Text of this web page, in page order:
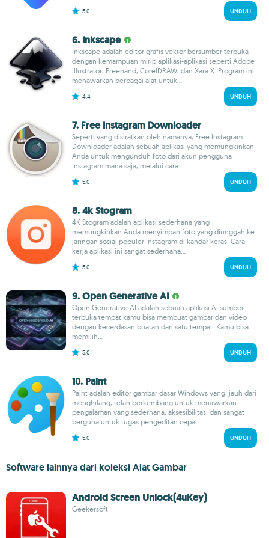
5.0 UNDUH
6. Inkscape
Inkscape adalah editor grafis vektor bersumber terbuka
dengan kemampuan mirip aplikasi-aplikasi seperti Adobe
Illustrator, Freehand, CorelDRAW, dan Xara X. Program ini
menawarkan berbagai alat untuk...
4.4 UNDUH
7. Free Instagram Downloader
Seperti yang disiratkan oleh namanya, Free Instagram
Downloader adalah sebuah aplikasi yang memungkinkan
Anda untuk mengunduh foto dari akun pengguna
Instagram mana saja, melalui cara...
5.0 UNDUH
8. 4k Stogram
4K Stogram adalah aplikasi sederhana yang
memungkinkan Anda menyimpan foto yang diunggah ke
jaringan sosial populer Instagram di kandar keras. Cara
kerja aplikasi ini sangat sederhana...
5.0 UNDUH
9. Open Generative AI
Open Generative AI adalah sebuah aplikasi AI sumber
terbuka tempat kamu bisa membuat gambar dan video
dengan kecerdasan buatan dari satu tempat. Kamu bisa
memilih...
5.0 UNDUH
10. Paint
Paint adalah editor gambar dasar Windows yang, jauh dari
menghilang, telah berkembang untuk menawarkan
pengalaman yang sederhana, aksesibilitas, dan sangat
berguna untuk tugas pengeditan cepat...
5.0 UNDUH
Software lainnya dari koleksi Alat Gambar
Android Screen Unlock(4uKey)
Geekersoft